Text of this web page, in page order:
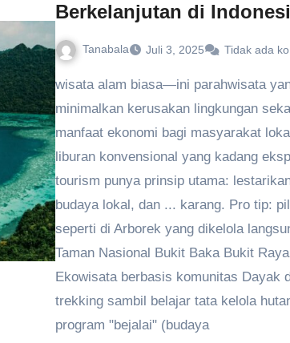
Berkelanjutan di
Tanabala Juli 3, 2025 Tidak ada
wisata alam biasa—ini parahwisata
minimalkan kerusakan lingkungan
manfaat ekonomi bagi masyarakat
liburan konvensional yang kadang
tourism punya prinsip utama:
budaya lokal, dan ... karang. Pro tip:
seperti di Arborek yang dikelola
Taman Nasional Bukit Baka Bukit
Ekowisata berbasis komunitas Dayak
trekking sambil belajar tata kelola
program "bejalai" (budaya